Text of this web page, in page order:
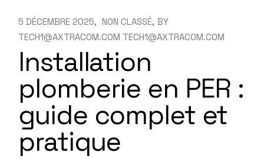
5 DÉCEMBRE 2025 NON CLASSÉ BY
TECH1@AXTRACOM.COM TECH1@AXTRACOM.COM
Installation
plomberie en PER :
guide complet et
pratique